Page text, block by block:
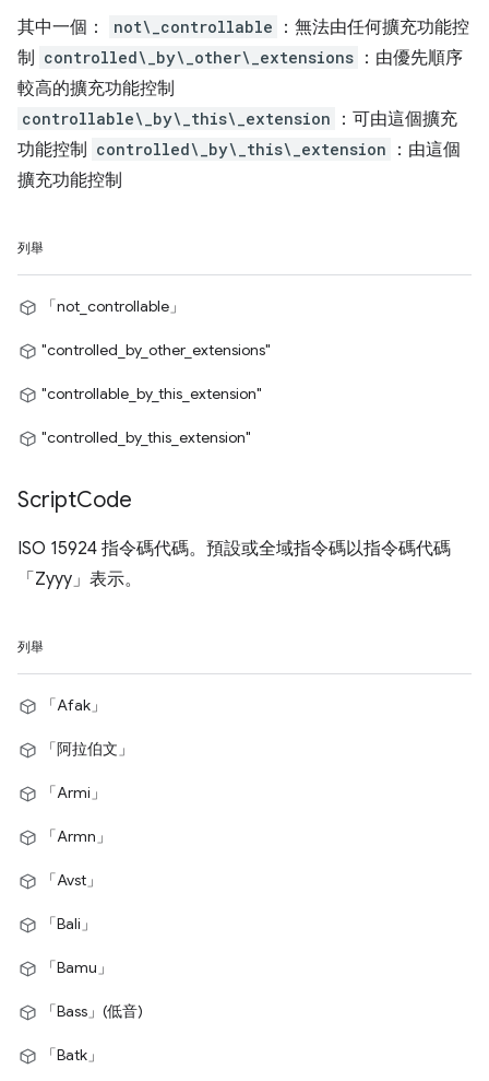
其中一個： not\_controllable
：無法由任何擴充功能控
制 controlled\_by\_other\_extensions ：由優先順序
較高的擴充功能控制
controllable\_by\_this\_extension
：可由這個擴充
功能控制 controlled\_by\_this\_extension
：由這個
擴充功能控制
列舉
「not_controllable」
"controlled_by_other_extensions"
"controllable_by_this_extension"
"controlled_by_this_extension"
ScriptCode
ISO 15924 指令碼代碼。預設或全域指令碼以指令碼代碼
「Zyyy」表示。
列舉
「Afak」
「阿拉伯文」
「Armi」
「Armn」
「Avst」
「Bali」
「Bamu」
「Bass」(低音)
「Batk」